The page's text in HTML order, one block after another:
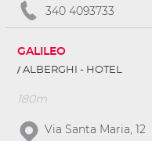
340 4093733
GALILEO
ALBERGHI - HOTEL
180m
Via Santa Maria, 12